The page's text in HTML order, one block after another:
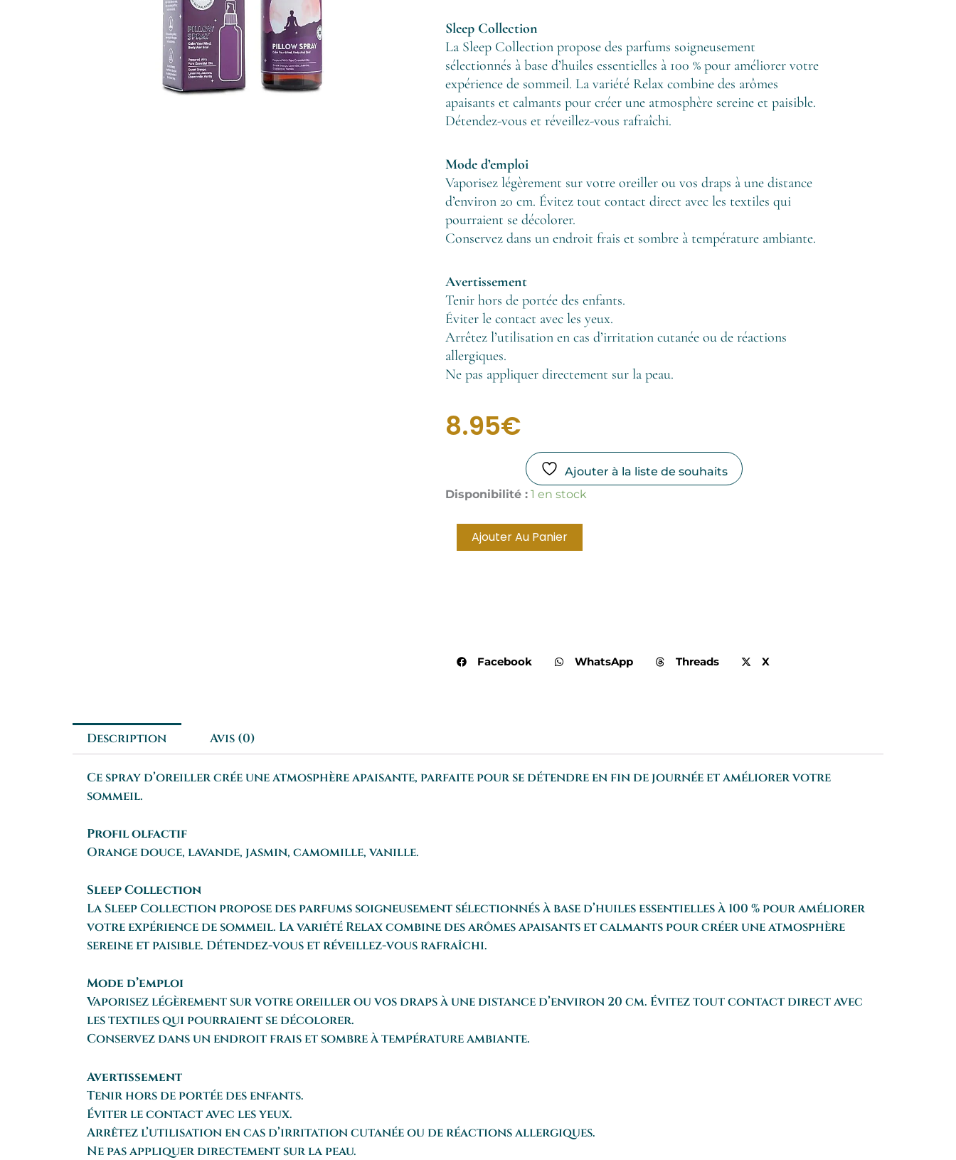
Sleep Collection
La Sleep Collection propose des parfums soigneusement
sélectionnés à base d’huiles essentielles à 100 % pour améliorer votre
expérience de sommeil. La variété Relax combine des arômes
apaisants et calmants pour créer une atmosphère sereine et paisible.
Détendez-vous et réveillez-vous rafraîchi.
Mode d’emploi
Vaporisez légèrement sur votre oreiller ou vos draps à une distance
d’environ 20 cm. Évitez tout contact direct avec les textiles qui
pourraient se décolorer.
Conservez dans un endroit frais et sombre à température ambiante.
Avertissement
Tenir hors de portée des enfants.
Éviter le contact avec les yeux.
Arrêtez l’utilisation en cas d’irritation cutanée ou de réactions
allergiques.
Ne pas appliquer directement sur la peau.
8.95€
Ajouter à la liste de souhaits
Disponibilité : 1 en stock
quantité
d'oreiller
Relax
Ajouter Au Panier
Facebook WhatsApp Threads X
Description Avis (0)
Ce spray d’oreiller crée une atmosphère apaisante, parfaite pour se détendre en fin de journée et améliorer votre
sommeil.
Profil olfactif
Orange douce, lavande, jasmin, camomille, vanille.
Sleep Collection
La Sleep Collection propose des parfums soigneusement sélectionnés à base d’huiles essentielles à 100 % pour améliorer
votre expérience de sommeil. La variété Relax combine des arômes apaisants et calmants pour créer une atmosphère
sereine et paisible. Détendez-vous et réveillez-vous rafraîchi.
Mode d’emploi
Vaporisez légèrement sur votre oreiller ou vos draps à une distance d’environ 20 cm. Évitez tout contact direct avec
les textiles qui pourraient se décolorer.
Conservez dans un endroit frais et sombre à température ambiante.
Avertissement
Tenir hors de portée des enfants.
Éviter le contact avec les yeux.
Arrêtez l’utilisation en cas d’irritation cutanée ou de réactions allergiques.
Ne pas appliquer directement sur la peau.